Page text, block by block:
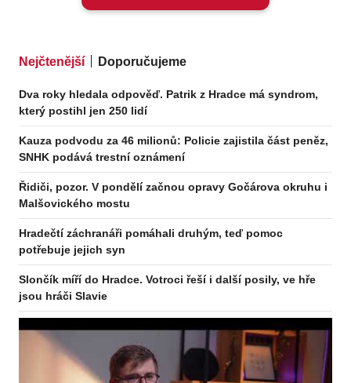
Nejčtenější Doporučujeme
Dva roky hledala odpověď. Patrik z Hradce má syndrom,
který postihl jen 250 lidí
Kauza podvodu za 46 milionů: Policie zajistila část peněz,
SNHK podává trestní oznámení
Řidiči, pozor. V pondělí začnou opravy Gočárova okruhu i
Malšovického mostu
Hradečtí záchranáři pomáhali druhým, teď pomoc
potřebuje jejich syn
Slončík míří do Hradce. Votroci řeší i další posily, ve hře
jsou hráči Slavie